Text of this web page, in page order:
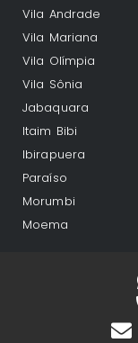
Vila Andrade
Vila Mariana
Vila Olímpia
Vila Sônia
Jabaquara
Itaim Bibi
Ibirapuera
Paraíso
Morumbi
Moema